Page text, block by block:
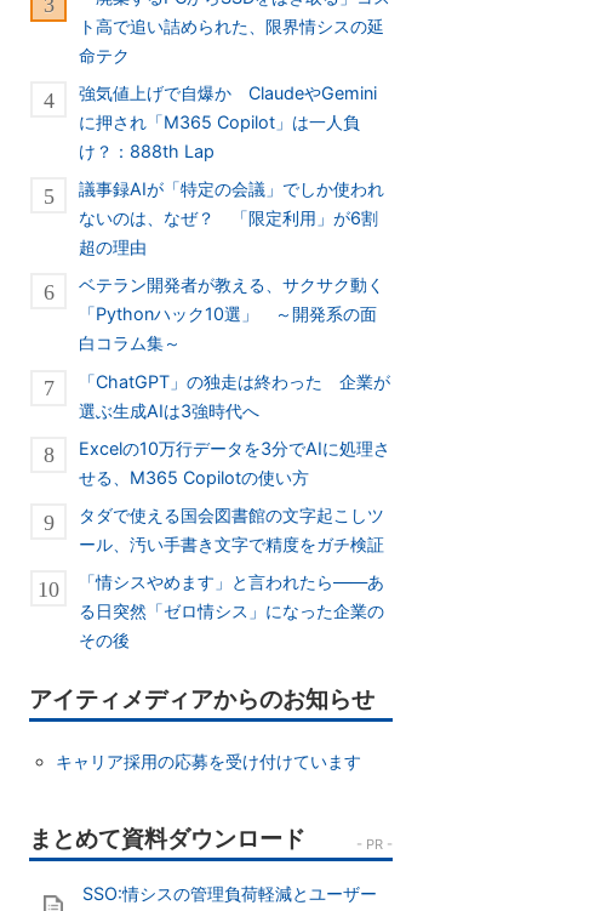
ト高で追い詰められた、限界情シスの延
命テク
強気値上げで自爆か ClaudeやGemini
に押され「M365 Copilot」は一人負
け？：888th Lap
議事録AIが「特定の会議」でしか使われ
ないのは、なぜ？ 「限定利用」が6割
超の理由
ベテラン開発者が教える、サクサク動く
「Pythonハック10選」 ～開発系の面
白コラム集～
「ChatGPT」の独走は終わった 企業が
選ぶ生成AIは3強時代へ
Excelの10万行データを3分でAIに処理さ
せる、M365 Copilotの使い方
タダで使える国会図書館の文字起こしツ
ール、汚い手書き文字で精度をガチ検証
「情シスやめます」と言われたら――あ
る日突然「ゼロ情シス」になった企業の
その後
アイティメディアからのお知らせ
キャリア採用の応募を受け付けています
SSO:情シスの管理負荷軽減とユーザー